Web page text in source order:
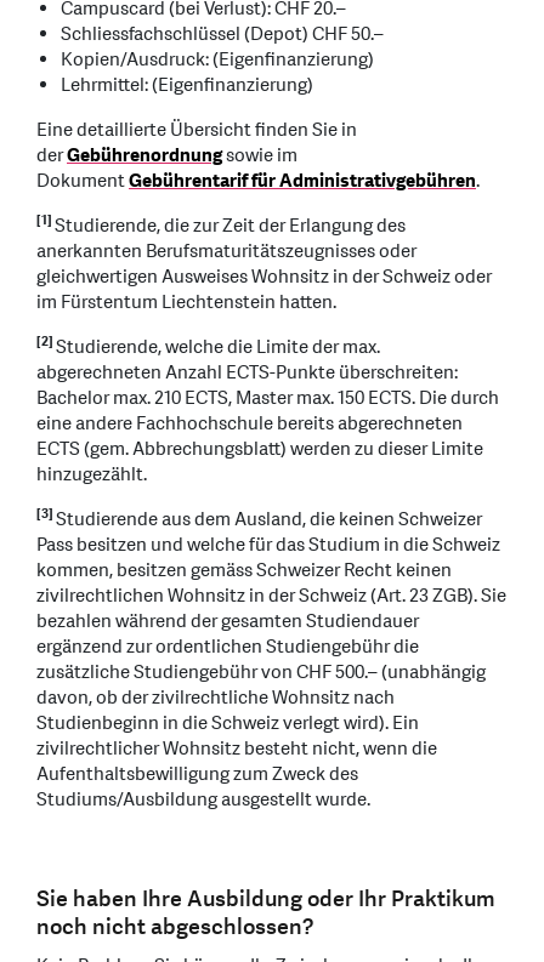
Campuscard (bei Verlust): CHF 20.–
Schliessfachschlüssel (Depot) CHF 50.–
Kopien/Ausdruck: (Eigenfinanzierung)
Lehrmittel: (Eigenfinanzierung)
Eine detaillierte Übersicht finden Sie in
derGebührenordnungsowie im
DokumentGebührentarif für Administrativgebühren.
[1] Studierende, die zur Zeit der Erlangung des
anerkannten Berufsmaturitätszeugnisses oder
gleichwertigen Ausweises Wohnsitz in der Schweiz oder
im Fürstentum Liechtenstein hatten.
[2] Studierende, welche die Limite der max.
abgerechneten Anzahl ECTS-Punkte überschreiten:
Bachelor max. 210 ECTS, Master max. 150 ECTS. Die durch
eine andere Fachhochschule bereits abgerechneten
ECTS (gem. Abbrechungsblatt) werden zu dieser Limite
hinzugezählt.
[3] Studierende aus dem Ausland, die keinen Schweizer
Pass besitzen und welche für das Studium in die Schweiz
kommen, besitzen gemäss Schweizer Recht keinen
zivilrechtlichen Wohnsitz in der Schweiz (Art. 23 ZGB). Sie
bezahlen während der gesamten Studiendauer
ergänzend zur ordentlichen Studiengebühr die
zusätzliche Studiengebühr von CHF 500.– (unabhängig
davon, ob der zivilrechtliche Wohnsitz nach
Studienbeginn in die Schweiz verlegt wird). Ein
zivilrechtlicher Wohnsitz besteht nicht, wenn die
Aufenthaltsbewilligung zum Zweck des
Studiums/Ausbildung ausgestellt wurde.
Sie haben Ihre Ausbildung oder Ihr Praktikum
noch nicht abgeschlossen?